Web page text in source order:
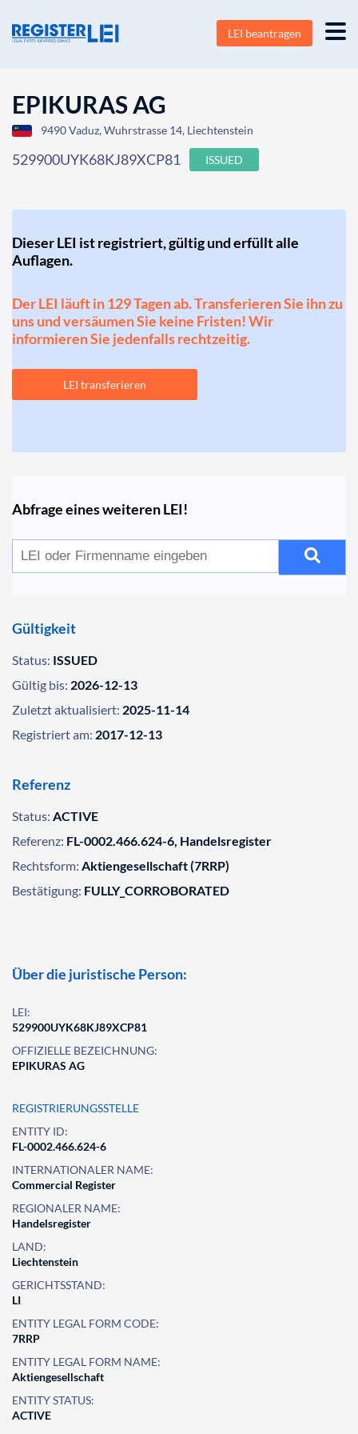
LEI beantragen
EPIKURAS AG
9490 Vaduz, Wuhrstrasse 14, Liechtenstein
529900UYK68KJ89XCP81 ISSUED
Dieser LEI ist registriert, gültig und erfüllt alle
Auflagen.
Der LEI läuft in 129 Tagen ab. Transferieren Sie ihn zu
uns und versäumen Sie keine Fristen! Wir
informieren Sie jedenfalls rechtzeitig.
LEI transferieren
Abfrage eines weiteren LEI!
Gültigkeit
Status: ISSUED
Gültig bis: 2026-12-13
Zuletzt aktualisiert: 2025-11-14
Registriert am: 2017-12-13
Referenz
Status: ACTIVE
Referenz: FL-0002.466.624-6, Handelsregister
Rechtsform: Aktiengesellschaft (7RRP)
Bestätigung: FULLY_CORROBORATED
Über die juristische Person:
LEI:
529900UYK68KJ89XCP81
OFFIZIELLE BEZEICHNUNG:
EPIKURAS AG
REGISTRIERUNGSSTELLE
ENTITY ID:
FL-0002.466.624-6
INTERNATIONALER NAME:
Commercial Register
REGIONALER NAME:
Handelsregister
LAND:
Liechtenstein
GERICHTSSTAND:
LI
ENTITY LEGAL FORM CODE:
7RRP
ENTITY LEGAL FORM NAME:
Aktiengesellschaft
ENTITY STATUS:
ACTIVE